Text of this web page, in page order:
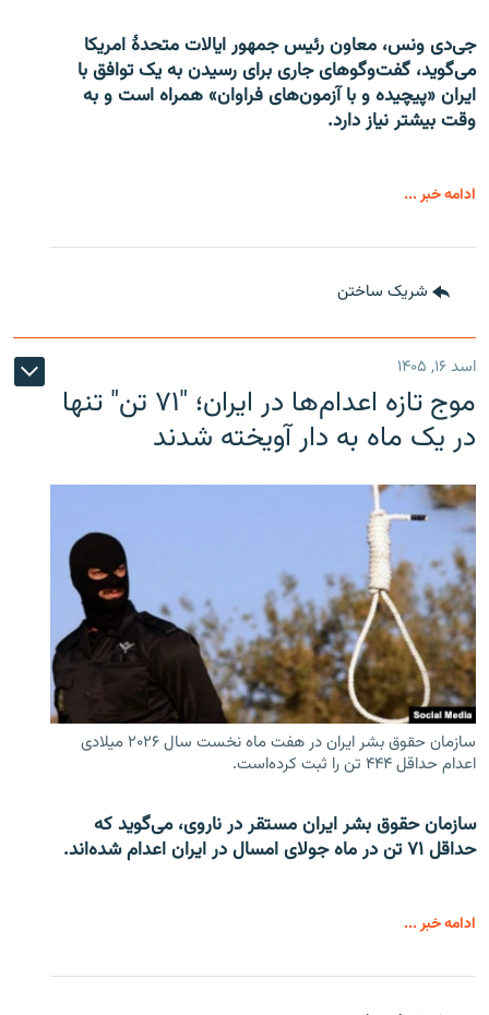
جی‌دی ونس، معاون رئیس جمهور ایالات متحدۀ امریکا
می‌گوید، گفت‌وگوهای جاری برای رسیدن به یک توافق با
ایران «پیچیده و با آزمون‌های فراوان» همراه است و به
وقت بیشتر نیاز دارد.
ادامه خبر ...
شریک ساختن
اسد ۱۶, ۱۴۰۵
موج تازه اعدام‌ها در ایران؛ "۷۱ تن" تنها
در یک ماه به دار آویخته شدند
سازمان حقوق بشر ایران در هفت ماه نخست سال ۲۰۲۶ میلادی
اعدام حداقل ۴۴۴ تن را ثبت کرده‌است.
سازمان حقوق بشر ایران مستقر در ناروی، می‌گوید که
حداقل ۷۱ تن در ماه جولای امسال در ایران اعدام شده‌اند.
ادامه خبر ...